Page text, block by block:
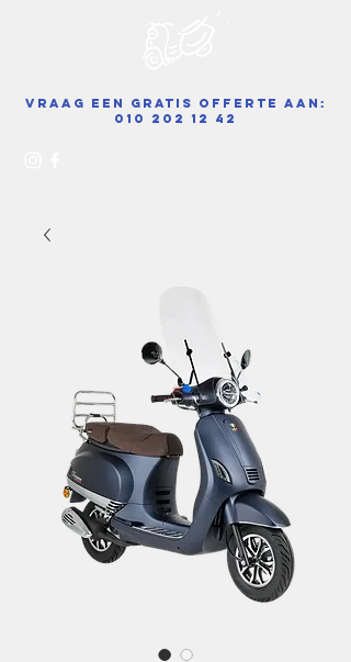
Vraag een gratis offerte aan:
010 202 12 42